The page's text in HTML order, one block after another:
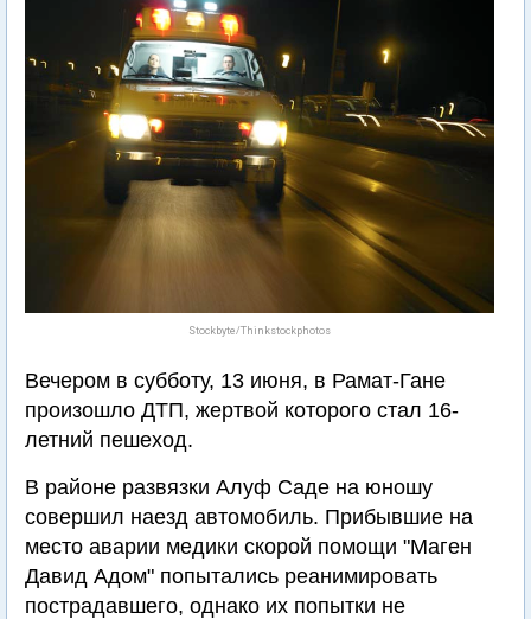
Stockbyte/Thinkstockphotos
Вечером в субботу, 13 июня, в Рамат-Гане
произошло ДТП, жертвой которого стал 16-
летний пешеход.
В районе развязки Алуф Саде на юношу
совершил наезд автомобиль. Прибывшие на
место аварии медики скорой помощи "Маген
Давид Адом" попытались реанимировать
пострадавшего, однако их попытки не